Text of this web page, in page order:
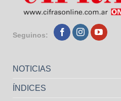
Seguinos:
NOTICIAS
ÍNDICES